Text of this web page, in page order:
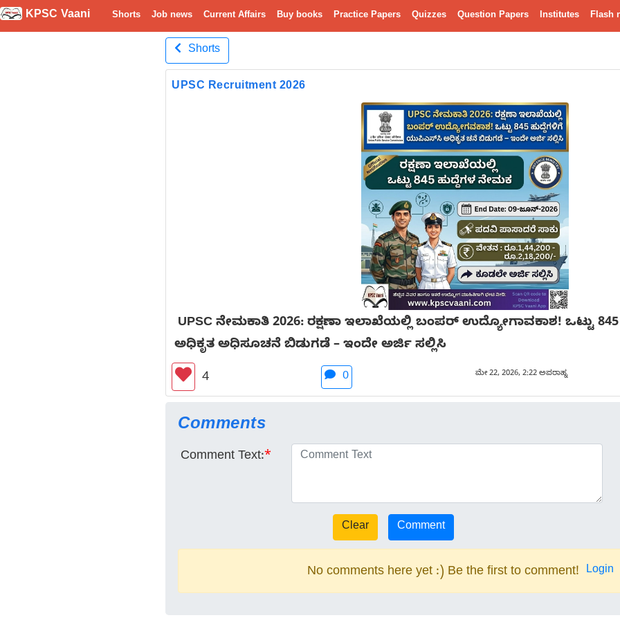
KPSC Vaani Shorts Job news Current Affairs Buy books Practice Papers Quizzes Question Papers Institutes Flash
Shorts
UPSC Recruitment 2026
UPSC ನೇಮಕಾತಿ 2026: ರಕ್ಷಣಾ ಇಲಾಖೆಯಲ್ಲಿ ಬಂಪರ್ ಉದ್ಯೋಗಾವಕಾಶ! ಒಟ್ಟು
ಅಧಿಕೃತ ಅಧಿಸೂಚನೆ ಬಿಡುಗಡೆ – ಇಂದೇ ಅರ್ಜಿ ಸಲ್ಲಿಸಿ
4
0 ಮೇ 22, 2026, 2:22 ಅಪರಾಹ್ನ
Comments
Comment Text:*
No comments here yet :) Be the first to comment! Login